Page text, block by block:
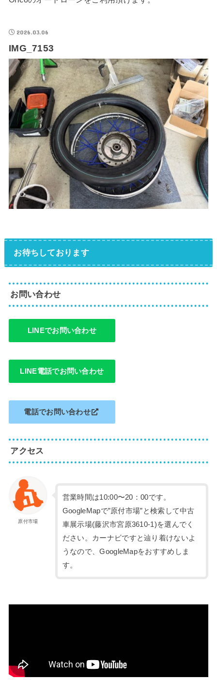
2026.03.06
IMG_7153
お待ちしております
お問い合わせ
LINEでお問い合わせ
LINE電話でお問い合わせ
電話でお問い合わせ
アクセス
原付市場
営業時間は10:00〜20：00です。
GoogleMapで”原付市場”と検索して中古
車展示場(藤沢市宮原3610-1)を選んでく
ださい。カーナビですと辿り着けないよ
うなので、GoogleMapをおすすめしま
す。